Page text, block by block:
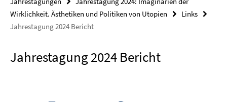
Wirklichkeit. Ästhetiken und Politiken von Utopien
Links
Jahrestagung 2024 Bericht
Jahrestagung 2024 Bericht